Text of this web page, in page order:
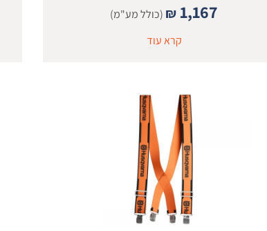
₪ 1,167
(כולל מע"מ)
קרא עוד